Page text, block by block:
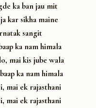
ka ban jau mit
kar sikha maine
sangit
ka nam himala
mai kis jube wala
ka nam himala
mai ek rajasthani
mai ek rajasthani